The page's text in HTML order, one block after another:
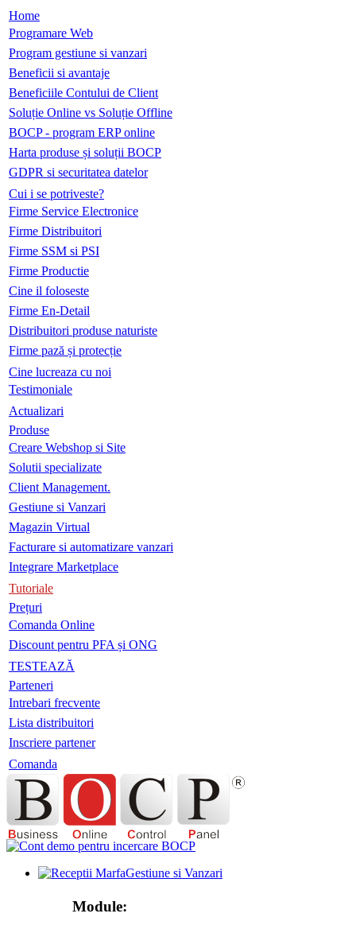
Home
Programare Web
Program gestiune si vanzari
Beneficii si avantaje
Beneficiile Contului de Client
Soluție Online vs Soluție Offline
BOCP - program ERP online
Harta produse și soluții BOCP
GDPR si securitatea datelor
Cui i se potriveste?
Firme Service Electronice
Firme Distribuitori
Firme SSM si PSI
Firme Productie
Cine il foloseste
Firme En-Detail
Distribuitori produse naturiste
Firme pază și protecție
Cine lucreaza cu noi
Testimoniale
Actualizari
Produse
Creare Webshop si Site
Solutii specializate
Client Management.
Gestiune si Vanzari
Magazin Virtual
Facturare si automatizare vanzari
Integrare Marketplace
Tutoriale
Prețuri
Comanda Online
Discount pentru PFA și ONG
TESTEAZĂ
Parteneri
Intrebari frecvente
Lista distribuitori
Inscriere partener
Comanda
Gestiune si Vanzari
Module: